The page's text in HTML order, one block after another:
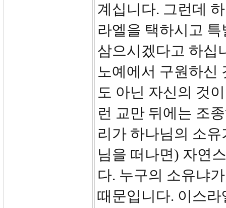
계십니다. 그런데
라엘을 택하시고 특
삼으시겠다고 하십
노예에서 구원하신
도 아닌 자신의 것
런 교만 뒤에는 조
리가 하나님의 소
님을 떠나면) 자연
다. 누구의 소유냐
때문입니다. 이스